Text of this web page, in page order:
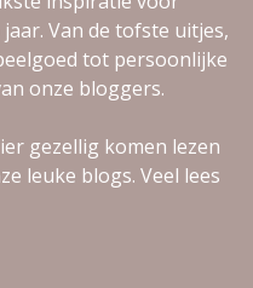
Van de tofste uitjes,
tot persoonlijke
onze bloggers.
gezellig komen lezen
leuke blogs. Veel lees